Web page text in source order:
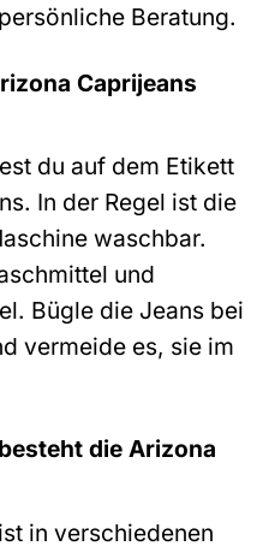
Beratung.
Caprijeans
du auf dem Etikett
In der Regel ist die
waschbar.
und
Bügle die Jeans bei
vermeide es, sie im
die Arizona
in verschiedenen